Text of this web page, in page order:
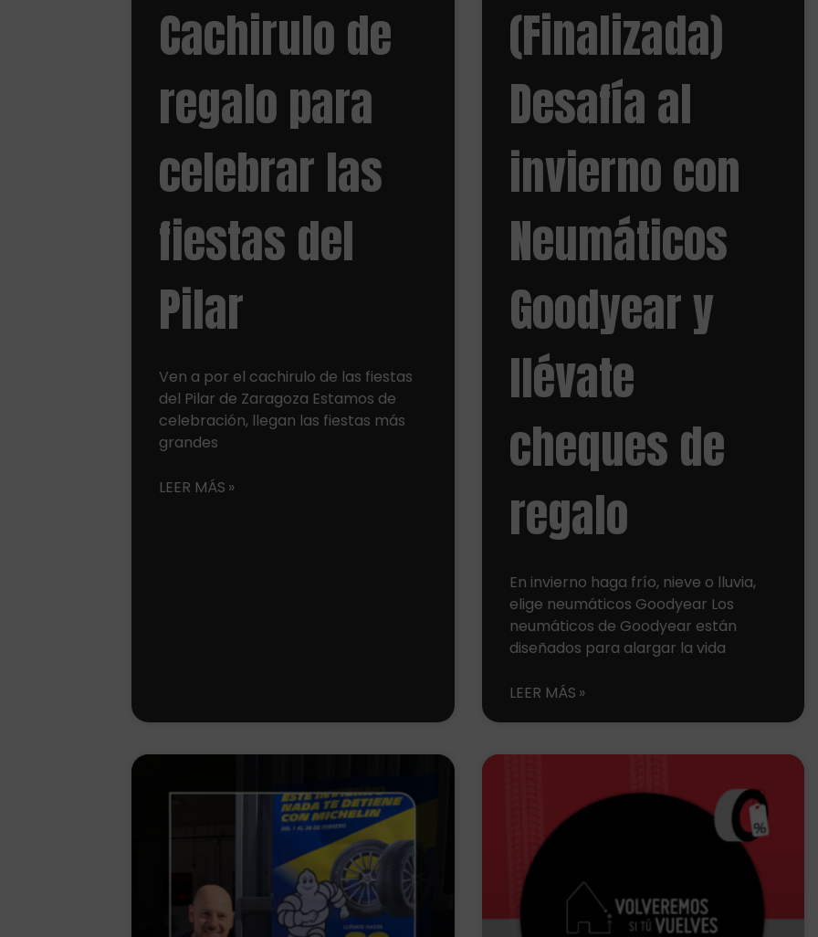
Cachirulo de
regalo para
celebrar las
fiestas del
Pilar
Ven a por el cachirulo de las fiestas
del Pilar de Zaragoza Estamos de
celebración, llegan las fiestas más
grandes
LEER MÁS
(Finalizada)
Desafía al
invierno con
Neumáticos
Goodyear y
llévate
cheques de
regalo
En invierno haga frío, nieve o lluvia,
elige neumáticos Goodyear Los
neumáticos de Goodyear están
diseñados para alargar la vida
LEER MÁS